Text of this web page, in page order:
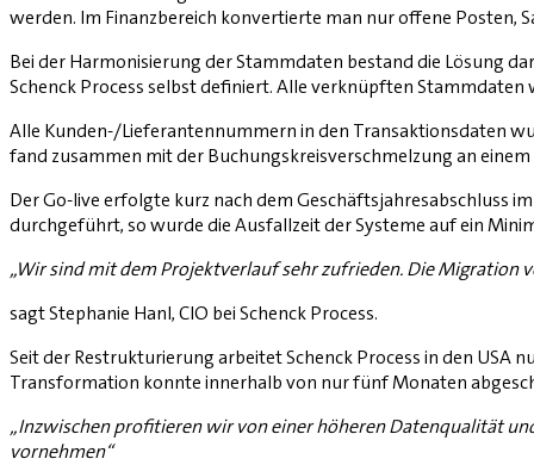
werden. Im Finanzbereich konvertierte man nur offene Posten,
Bei der Harmonisierung der Stammdaten bestand die Lösung
Schenck Process selbst definiert. Alle verknüpften
Alle Kunden-/Lieferantennummern in den Transaktionsdaten
fand zusammen mit der Buchungskreisverschmelzung an
Der Go-live erfolgte kurz nach dem Geschäftsjahresabschluss
durchgeführt, so wurde die Ausfallzeit der Systeme auf ein
„Wir sind mit dem Projektverlauf sehr zufrieden. Die Migration
sagt Stephanie Hanl, CIO bei Schenck Process.
Seit der Restrukturierung arbeitet Schenck Process in den
Transformation konnte innerhalb von nur fünf Monaten
„Inzwischen profitieren wir von einer höheren Datenqualität
vornehmen“